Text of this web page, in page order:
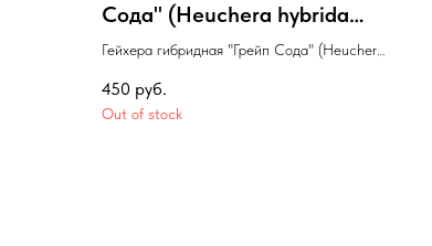
Сода" (Heuchera hybrida
"Grape Soda") с.1,6
Гейхера гибридная "Грейп Сода" (Heuchera
450 руб.
Out of stock